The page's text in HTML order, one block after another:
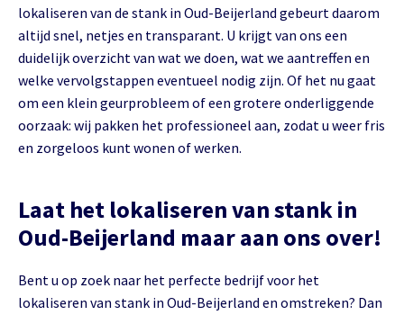
lokaliseren van de stank in Oud-Beijerland gebeurt daarom
altijd snel, netjes en transparant. U krijgt van ons een
duidelijk overzicht van wat we doen, wat we aantreffen en
welke vervolgstappen eventueel nodig zijn. Of het nu gaat
om een klein geurprobleem of een grotere onderliggende
oorzaak: wij pakken het professioneel aan, zodat u weer fris
en zorgeloos kunt wonen of werken.
Laat het lokaliseren van stank in
Oud-Beijerland maar aan ons over!
Bent u op zoek naar het perfecte bedrijf voor het
lokaliseren van stank in Oud-Beijerland en omstreken? Dan